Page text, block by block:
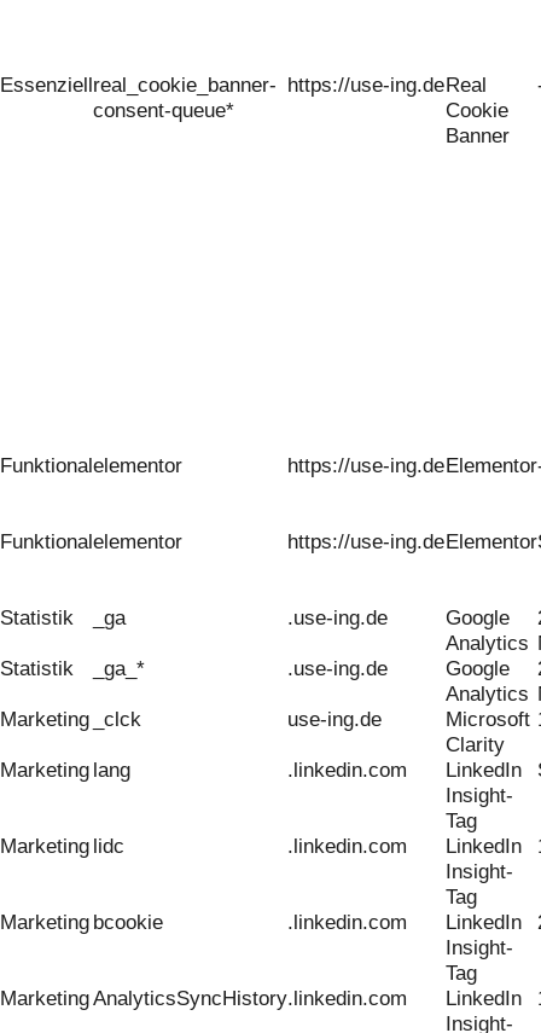
Essenziell real_cookie_banner-
consent-queue*
https://use-ing.de Real
Cookie
Banner
Funktionalelementor https://use-ing.de Elementor
Funktionalelementor https://use-ing.de Elementor
Statistik _ga .use-ing.de
Google
Analytics
Statistik
_ga_* .use-ing.de
Google
Analytics
Marketing
_clck use-ing.de
Microsoft
Clarity
Marketing lang .linkedin.com
LinkedIn
Insight-
Tag
Marketing lidc .linkedin.com
LinkedIn
Insight-
Tag
Marketing bcookie .linkedin.com
LinkedIn
Insight-
Tag
MarketingAnalyticsSyncHistory.linkedin.com
LinkedIn
Insight-